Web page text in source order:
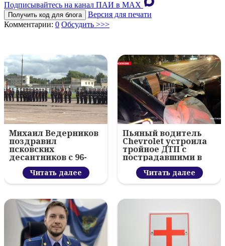
Подписывайтесь на канал ПАИ в MAХ
Получить код для блога
Версия для печати
Комментарии: 0 Обсудить >>>
Михаил Ведерников
поздравил
псковских
десантников с 96-
летием ВДВ и
вручил награды
Читать далее
Пьяный водитель
Chevrolet устроила
тройное ДТП с
пострадавшими в
Пскове
Читать далее